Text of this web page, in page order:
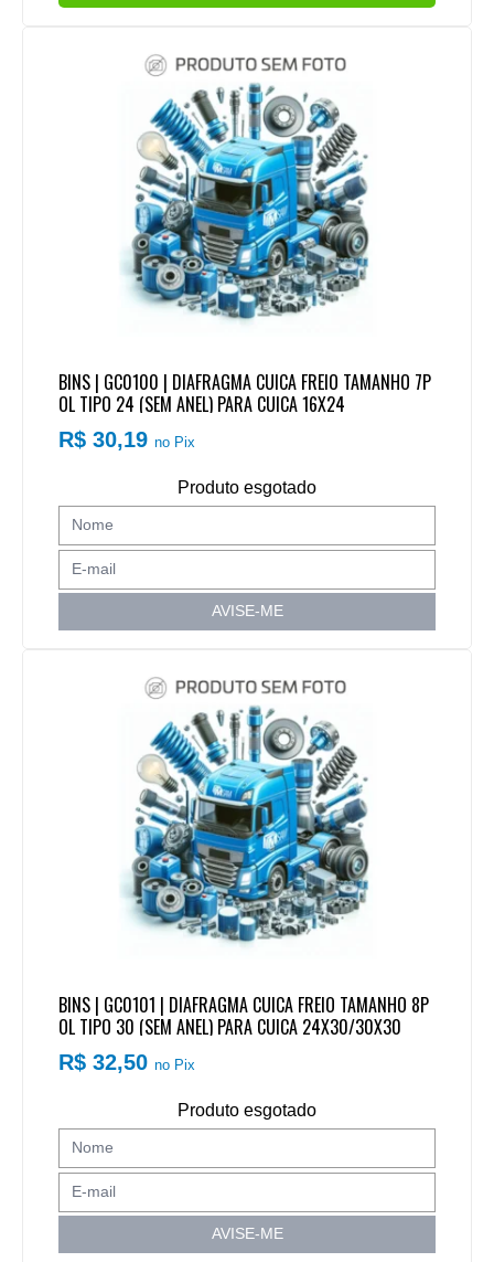
BINS | GC0100 | DIAFRAGMA CUICA FREIO TAMANHO 7P
OL TIPO 24 (SEM ANEL) PARA CUICA 16X24
R$ 30,19no Pix
Produto esgotado
AVISE-ME
BINS | GC0101 | DIAFRAGMA CUICA FREIO TAMANHO 8P
OL TIPO 30 (SEM ANEL) PARA CUICA 24X30/30X30
R$ 32,50no Pix
Produto esgotado
AVISE-ME